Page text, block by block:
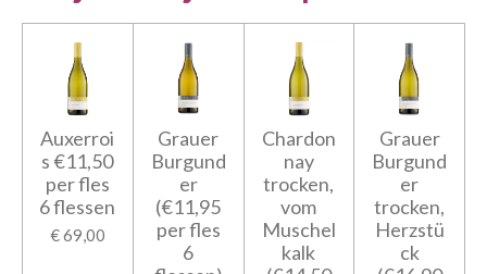
Auxerroi
s €11,50
per fles
6 flessen
€ 69,00
Grauer
Burgund
er
(€11,95
per fles
6
Chardon
nay
trocken,
vom
Muschel
kalk
Grauer
Burgund
er
trocken,
Herzstü
ck